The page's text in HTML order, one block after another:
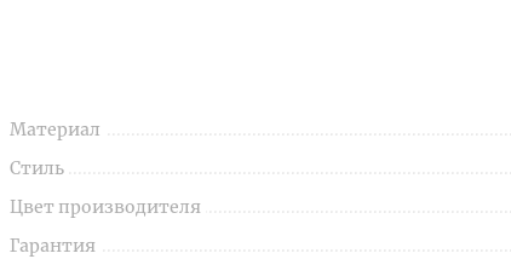
Материал
Стиль
Цвет производителя
Гарантия